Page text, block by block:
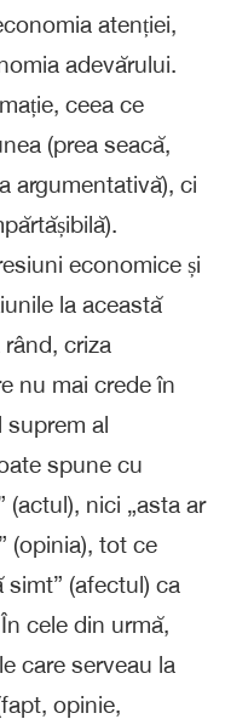
atenției,
adevărului.
ceea ce
(prea seacă,
argumentativă), ci
economice și
la această
criza
nu mai crede în
suprem al
spune cu
(actul), nici „asta ar
(opinia), tot ce
simt” (afectul) ca
cele din urmă,
care serveau la
opinie,